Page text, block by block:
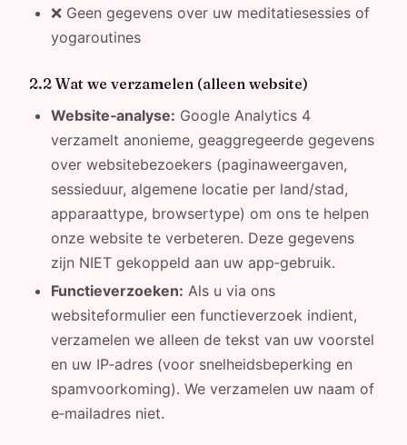
❌ Geen gegevens over uw meditatiesessies of
yogaroutines
2.2 Wat we verzamelen (alleen website)
Website‑analyse: Google Analytics 4
verzamelt anonieme, geaggregeerde gegevens
over websitebezoekers (paginaweergaven,
sessieduur, algemene locatie per land/stad,
apparaattype, browsertype) om ons te helpen
onze website te verbeteren. Deze gegevens
zijn NIET gekoppeld aan uw app‑gebruik.
Functieverzoeken: Als u via ons
websiteformulier een functieverzoek indient,
verzamelen we alleen de tekst van uw voorstel
en uw IP‑adres (voor snelheidsbeperking en
spamvoorkoming). We verzamelen uw naam of
e‑mailadres niet.